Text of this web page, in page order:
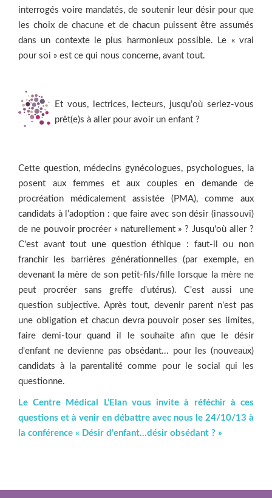
interrogés voire mandatés, de soutenir leur désir pour que
les choix de chacune et de chacun puissent être assumés
dans un contexte le plus harmonieux possible. Le « vrai
pour soi » est ce qui nous concerne, avant tout.
Et vous, lectrices, lecteurs, jusqu’où seriez-vous
prêt(e)s à aller pour avoir un enfant ?
Cette question, médecins gynécologues, psychologues, la
posent aux femmes et aux couples en demande de
procréation médicalement assistée (PMA), comme aux
candidats à l’adoption : que faire avec son désir (inassouvi)
de ne pouvoir procréer « naturellement » ? Jusqu'où aller ?
C'est avant tout une question éthique : faut-­il ou non
franchir les barrières générationnelles (par exemple, en
devenant la mère de son petit-fils/fille lorsque la mère ne
peut procréer sans greffe d'utérus). C'est aussi une
question subjective. Après tout, devenir parent n'est pas
une obligation et chacun devra pouvoir poser ses limites,
faire demi-tour quand il le souhaite afin que le désir
d'enfant ne devienne pas obsédant... pour les (nouveaux)
candidats à la parentalité comme pour le social qui les
questionne.
Le Centre Médical L’Elanvousinvite à réféchiràces
questions et à venir en débattre avec nous le 24/10/13 à
la conférence « Désir d’enfant…désir obsédant ? »